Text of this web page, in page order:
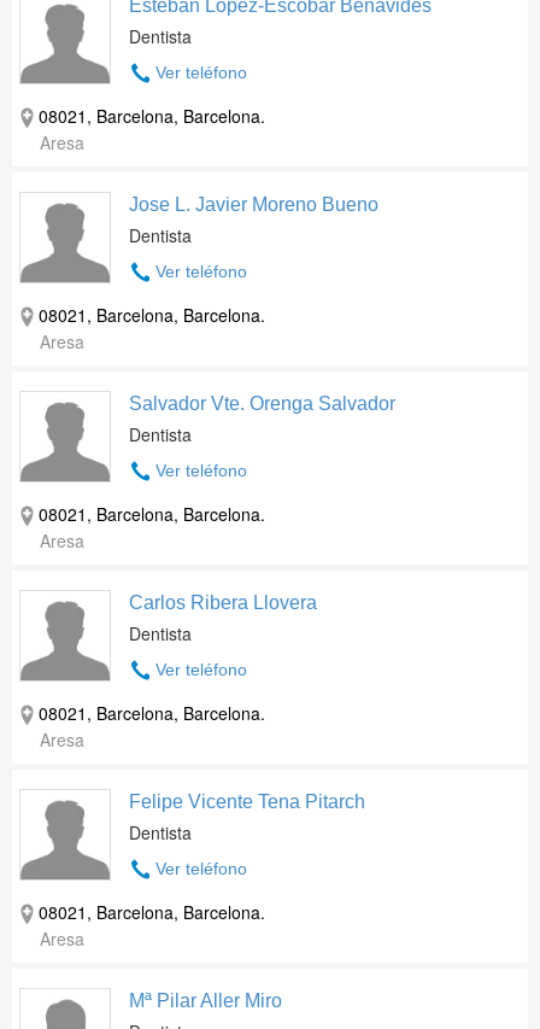
Esteban Lopez-Escobar Benavides
Dentista
Ver teléfono
08021, Barcelona, Barcelona.
Aresa
Jose L. Javier Moreno Bueno
Dentista
Ver teléfono
08021, Barcelona, Barcelona.
Aresa
Salvador Vte. Orenga Salvador
Dentista
Ver teléfono
08021, Barcelona, Barcelona.
Aresa
Carlos Ribera Llovera
Dentista
Ver teléfono
08021, Barcelona, Barcelona.
Aresa
Felipe Vicente Tena Pitarch
Dentista
Ver teléfono
08021, Barcelona, Barcelona.
Aresa
Mª Pilar Aller Miro